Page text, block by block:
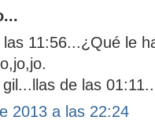
11:56...¿Qué le
de las
2013 a las 22:24